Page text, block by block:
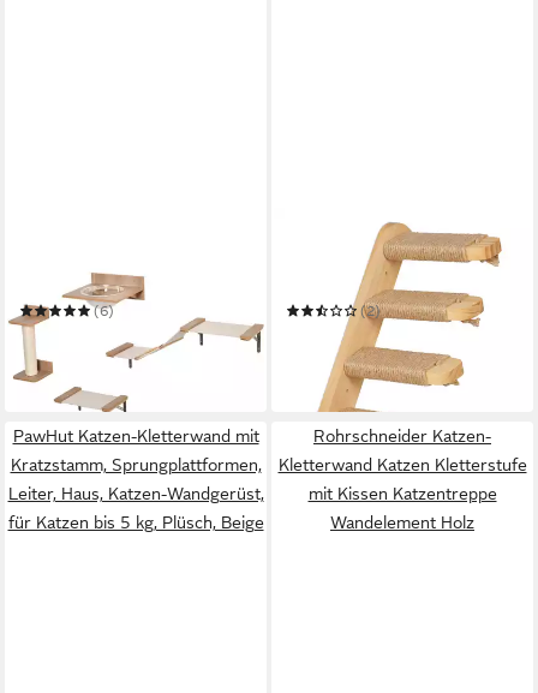
Katzenkletterwand
(6)
71,99 € 162,90 €
-56%
in 2-3 Werktagen bei dir
Katzen-Kletterwand
Katzentreppe Wand mit 4
Stufen
(2)
14,99 € UVP
in 3-4 Werktagen bei dir
PawHut Katzen-Kletterwand mit
Kratzstamm, Sprungplattformen,
Leiter, Haus, Katzen-Wandgerüst,
für Katzen bis 5 kg, Plüsch, Beige
Rohrschneider Katzen-
Kletterwand Katzen Kletterstufe
mit Kissen Katzentreppe
Wandelement Holz